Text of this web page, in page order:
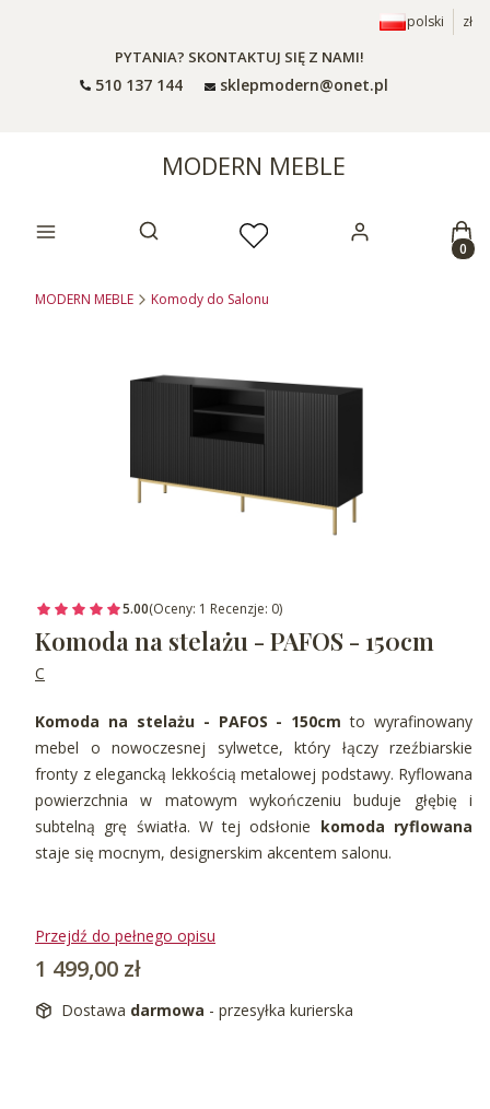
polski zł
PYTANIA? SKONTAKTUJ SIĘ Z NAMI!
510 137 144 sklepmodern@onet.pl
MODERN MEBLE
Otwórz wyszukiwarkę
MODERN MEBLE Komody do Salonu
5.00(Oceny: 1 Recenzje: 0)
Komoda na stelażu - PAFOS - 150cm
C
Komoda na stelażu - PAFOS - 150cm to wyrafinowany
mebel o nowoczesnej sylwetce, który łączy rzeźbiarskie
fronty z elegancką lekkością metalowej podstawy. Ryflowana
powierzchnia w matowym wykończeniu buduje głębię i
subtelną grę światła. W tej odsłonie komoda ryflowana
staje się mocnym, designerskim akcentem salonu.
Przejdź do pełnego opisu
Cena
1 499,00 zł
Dostawa darmowa - przesyłka kurierska